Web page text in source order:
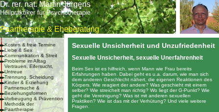
Dr. rer. nat. Martin Jürgens
Heilpraktiker für Psychotherapie
Paartherapie & Eheberatung
Kosten & freie Termine
Liebe & Sex
Kommunikation & Streit
Probleme im Alltag
Vertrauen, Eifersucht,
Untreue
Trennung, Scheidung
Kinder & Erziehung
Partnersuche &
Beziehungsformen
Vorbeugung & Prävention
Methodik der
Paartherapie
Sexuelle Unsicherheit und Unzufriedenheit
Sexuelle Unsicherheit, sexuelle Unerfahrenheit
Beim Sex ist es hilfreich, wenn Mann wie Frau bereits
Erfahrungen haben. Dabei geht es u.a. darum, wie man sich
dem anderen Geschlecht nähert, die eigenen Reaktionen des
Körpers. Wie reagiert der andere? Was geschieht mit einem
selber? Wie streichelt man richtig? Wo liegt der G-Punkt? Wie
geht die Vereinigung? Was ist mit anderen sexuellen
Praktiken? Wie ist das mit der Verhütung? Und viele weitere
Fragen.